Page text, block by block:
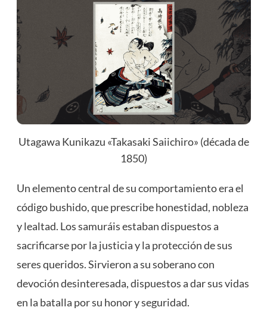
Utagawa Kunikazu «Takasaki Saiichiro» (década de
1850)
Un elemento central de su comportamiento era el
código bushido, que prescribe honestidad, nobleza
y lealtad. Los samuráis estaban dispuestos a
sacrificarse por la justicia y la protección de sus
seres queridos. Sirvieron a su soberano con
devoción desinteresada, dispuestos a dar sus vidas
en la batalla por su honor y seguridad.